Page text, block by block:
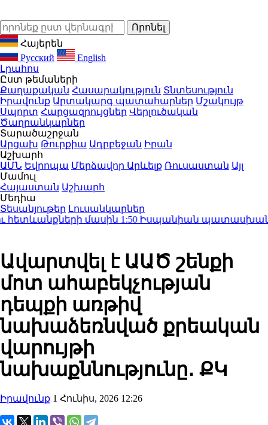
Հայերեն
Русский
English
Լրահոս
Ըստ թեմաների
Քաղաքական Հասարակություն Տնտեսություն
Իրավունք Արտակարգ պատահարներ Մշակույթ
Սպորտ Հարցազրույցներ Վերլուծական
Ծաղրանկարներ
Տարածաշրջան
Արցախ Թուրքիա Ադրբեջան Իրան
Աշխարհ
ԱՄՆ Եվրոպա Մերձավոր Արևելք Ռուսաստան Այլ
Մամուլ
Հայաստան Աշխարհ
Մեդիա
Տեսանյութեր Լուսանկարներ
մասին1:50Իսպանիան պատասխան
Ավարտվել է ԱԱԾ շենքի
մոտ ահաբեկչության
դեպքի առթիվ
նախաձեռնված քրեական
վարույթի
նախաքննությունը․ ՔԿ
Իրավունք 1 Հունիս, 2026 12:26